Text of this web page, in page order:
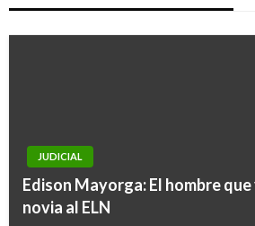
JUDICIAL
Edison Mayorga: El hombre
novia al ELN
Maduro dijo que venezolanos
bolsillos llenos de dólares, pero
Defensa Vladimir Padrino